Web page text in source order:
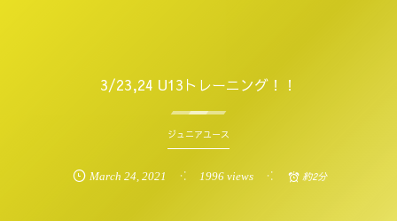
3/23,24 U13トレーニング！！
ジュニアユース
March 24 2021 1996 views 約2分